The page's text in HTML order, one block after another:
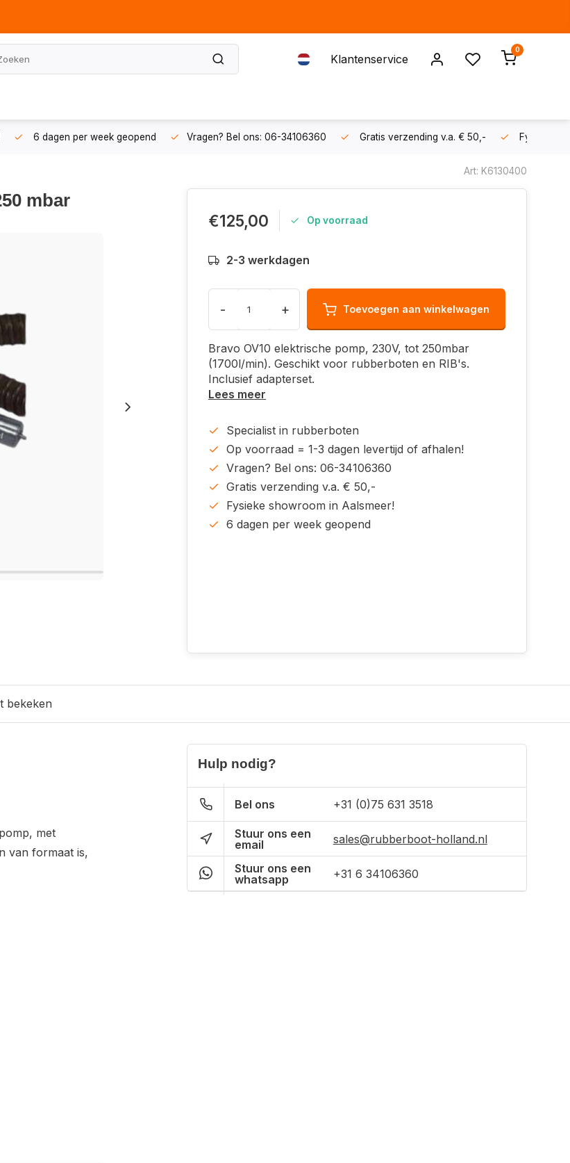
Klantenservice
0
6 dagen per week geopend Vragen? Bel ons: 06-34106360 Gratis verzending v.a. € 50,- Fysieke
Art: K6130400
mbar
€125,00 Op voorraad
2-3 werkdagen
- + Toevoegen aan winkelwagen
Bravo OV10 elektrische pomp, 230V, tot 250mbar
(1700l/min). Geschikt voor rubberboten en RIB's.
Inclusief adapterset.
Lees meer
Specialist in rubberboten
Op voorraad = 1-3 dagen levertijd of afhalen!
Vragen? Bel ons: 06-34106360
Gratis verzending v.a. € 50,-
Fysieke showroom in Aalsmeer!
6 dagen per week geopend
bekeken
met
van formaat is,
Hulp nodig?
Bel ons +31 (0)75 631 3518
Stuur ons een
email
sales@rubberboot-holland.nl
Stuur ons een
whatsapp
+31 6 34106360